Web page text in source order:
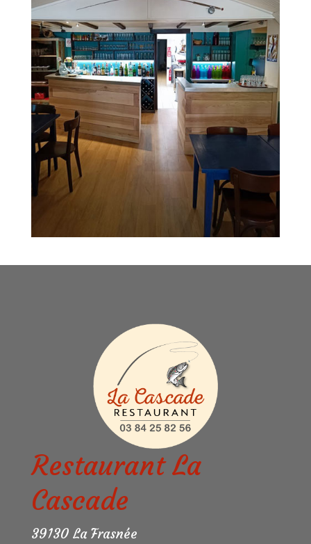
Restaurant La
Cascade
39130 La Frasnée